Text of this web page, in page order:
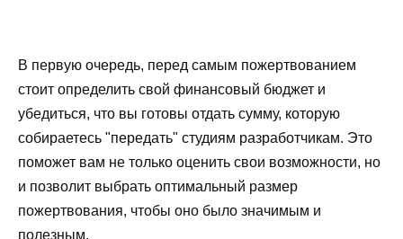
В первую очередь, перед самым пожертвованием
стоит определить свой финансовый бюджет и
убедиться, что вы готовы отдать сумму, которую
собираетесь "передать" студиям разработчикам. Это
поможет вам не только оценить свои возможности, но
и позволит выбрать оптимальный размер
пожертвования, чтобы оно было значимым и
полезным.